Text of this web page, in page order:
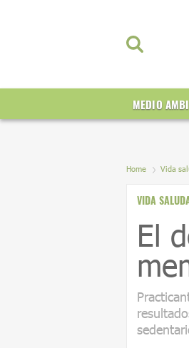
MEDIO
Home Vida
VIDA
El